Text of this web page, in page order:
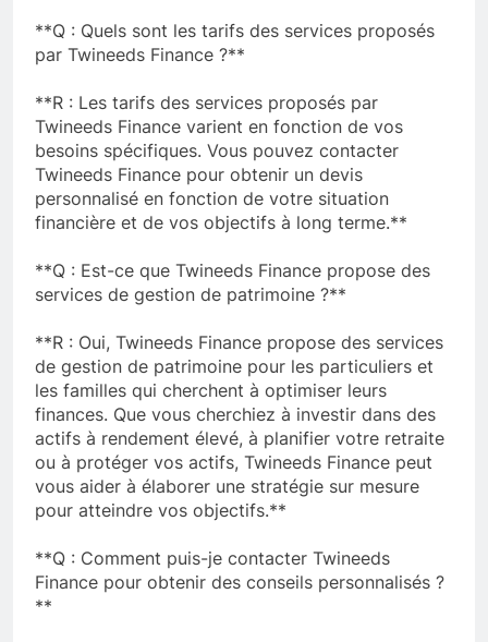
**Q : Quels sont les tarifs des services proposés
par Twineeds Finance ?**
**R : Les tarifs des services proposés par
Twineeds Finance varient en fonction de vos
besoins spécifiques. Vous pouvez contacter
Twineeds Finance pour obtenir un devis
personnalisé en fonction de votre situation
financière et de vos objectifs à long terme.**
**Q : Est-ce que Twineeds Finance propose des
services de gestion de patrimoine ?**
**R : Oui, Twineeds Finance propose des services
de gestion de patrimoine pour les particuliers et
les familles qui cherchent à optimiser leurs
finances. Que vous cherchiez à investir dans des
actifs à rendement élevé, à planifier votre retraite
ou à protéger vos actifs, Twineeds Finance peut
vous aider à élaborer une stratégie sur mesure
pour atteindre vos objectifs.**
**Q : Comment puis-je contacter Twineeds
Finance pour obtenir des conseils personnalisés ?
**